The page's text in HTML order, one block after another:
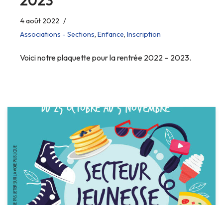
4 août 2022
Associations - Sections, Enfance, Inscription
Voici notre plaquette pour la rentrée 2022 – 2023.